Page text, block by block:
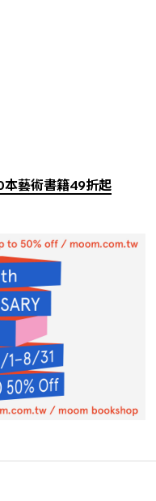
藝術書籍49折起